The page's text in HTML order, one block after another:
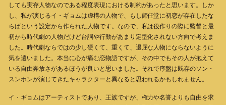
しても実存人物なのである程度表現における制約があったと思います。しか
し、私が演じるイ・ギョムは虚構の人物で、もし師任堂に初恋が存在したな
らばという設定から作られた人物です。なので、私は役作りの際に監督と最
初から時代劇の人物だけど台詞や行動があまり定型化されない方向で考えま
した。時代劇ならではの少し硬くて、重くて、退屈な人物にならないように
気を遣いました。本当に心が痛む恋物語ですが、その中でもその人が抱えて
いる自由奔放さがあるほうが良いと思いました。それで序盤は既存のソン・
スンホンが演じてきたキャラクターと異なると思われるかもしれません。
イ・ギョムはアーティストであり、王族ですが、権力や名誉よりも自由を求